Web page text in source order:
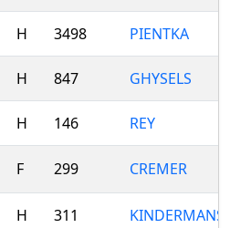
H 3498 PIENTKA
H 847 GHYSELS
H 146 REY
F 299 CREMER
H 311 KINDERMANS